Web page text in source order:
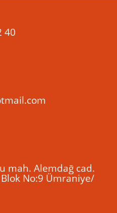
40
mah. Alemdağ cad.
Blok No:9 Ümraniye/